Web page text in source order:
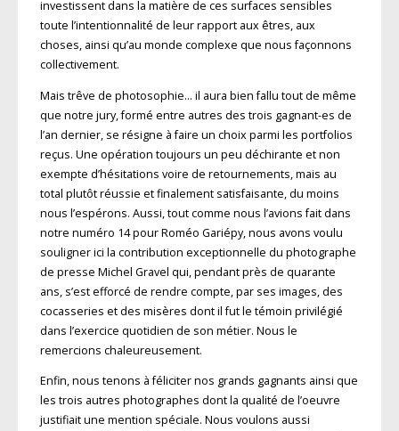
investissent dans la matière de ces surfaces sensibles
toute l’intentionnalité de leur rapport aux êtres, aux
choses, ainsi qu’au monde complexe que nous façonnons
collectivement.
Mais trêve de photosophie… il aura bien fallu tout de même
que notre jury, formé entre autres des trois gagnant-es de
l’an dernier, se résigne à faire un choix parmi les portfolios
reçus. Une opération toujours un peu déchirante et non
exempte d’hésitations voire de retournements, mais au
total plutôt réussie et finalement satisfaisante, du moins
nous l’espérons. Aussi, tout comme nous l’avions fait dans
notre numéro 14 pour Roméo Gariépy, nous avons voulu
souligner ici la contribution exceptionnelle du photographe
de presse Michel Gravel qui, pendant près de quarante
ans, s’est efforcé de rendre compte, par ses images, des
cocasseries et des misères dont il fut le témoin privilégié
dans l’exercice quotidien de son métier. Nous le
remercions chaleureusement.
Enfin, nous tenons à féliciter nos grands gagnants ainsi que
les trois autres photographes dont la qualité de l’oeuvre
justifiait une mention spéciale. Nous voulons aussi